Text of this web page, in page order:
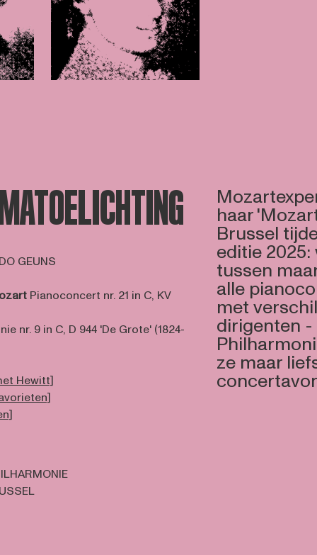
GEUNS
Pianoconcert nr. 21 in C, KV
nr. 9 in C, D 944 'De Grote' (1824-
Hewitt]
haar
Brussel
editie
tussen
alle
met
dirigenten
ze maar